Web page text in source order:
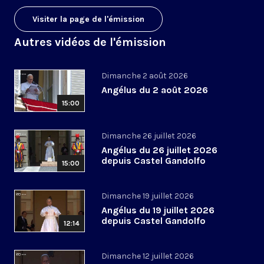
Visiter la page de l'émission
Autres vidéos de l'émission
15:00
Dimanche 2 août 2026
Angélus du 2 août 2026
15:00
Dimanche 26 juillet 2026
Angélus du 26 juillet 2026
depuis Castel Gandolfo
12:14
Dimanche 19 juillet 2026
Angélus du 19 juillet 2026
depuis Castel Gandolfo
Dimanche 12 juillet 2026